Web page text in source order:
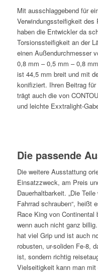
Mit ausschlaggebend für
Verwindungssteifigkeit des
haben die Entwickler da
Torsionssteifigkeit an der
einen Außendurchmesser
0,8 mm – 0,5 mm – 0,8
ist 44,5 mm breit und mit
konifiziert. Ihren Beitrag
trägt auch die von
und leichte Exxtralight-
Die passende
Die weitere Ausstattung
Einsatzzweck, am Preis
Dauerhaltbarkeit. „Die
Fahrrad schrauben“, heißt
Race King von
wenn auch nicht ganz
hat viel Grip und ist auch
robusten, ur-soliden Fe-8,
ist, sondern richtig
Vielseitigkeit kann man